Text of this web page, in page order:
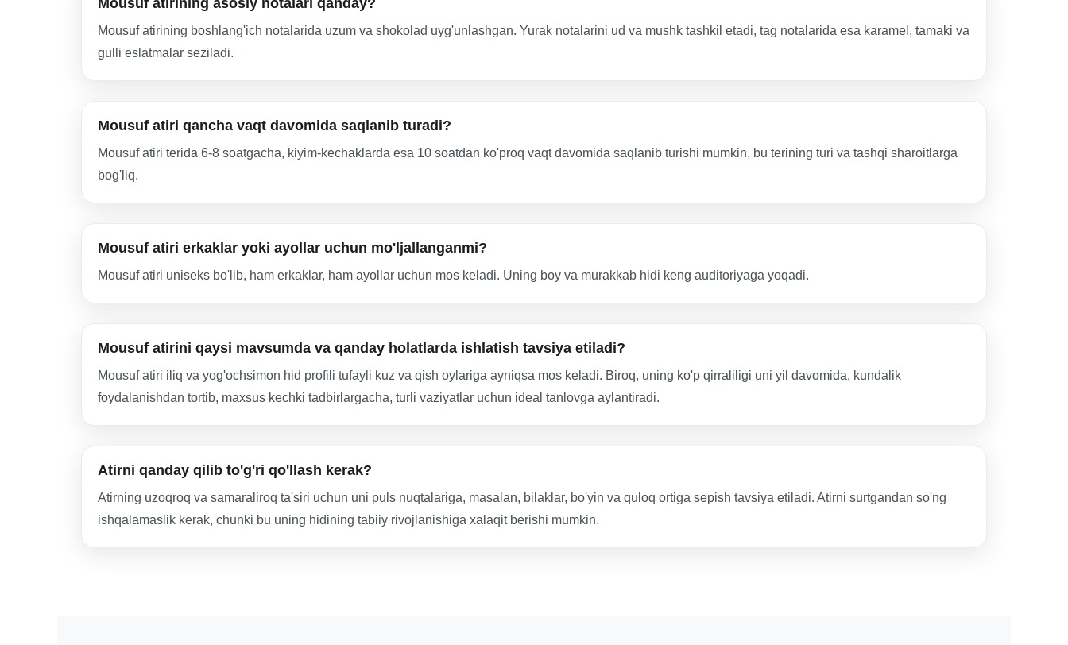
Mousuf atirining asosiy notalari qanday?
Mousuf atirining boshlang'ich notalarida uzum va shokolad uyg'unlashgan. Yurak notalarini ud va mushk tashkil etadi, tag notalarida esa karamel, tamaki va
gulli eslatmalar seziladi.
Mousuf atiri qancha vaqt davomida saqlanib turadi?
Mousuf atiri terida 6-8 soatgacha, kiyim-kechaklarda esa 10 soatdan ko'proq vaqt davomida saqlanib turishi mumkin, bu terining turi va tashqi sharoitlarga
bog'liq.
Mousuf atiri erkaklar yoki ayollar uchun mo'ljallanganmi?
Mousuf atiri uniseks bo'lib, ham erkaklar, ham ayollar uchun mos keladi. Uning boy va murakkab hidi keng auditoriyaga yoqadi.
Mousuf atirini qaysi mavsumda va qanday holatlarda ishlatish tavsiya etiladi?
Mousuf atiri iliq va yog'ochsimon hid profili tufayli kuz va qish oylariga ayniqsa mos keladi. Biroq, uning ko'p qirraliligi uni yil davomida, kundalik
foydalanishdan tortib, maxsus kechki tadbirlargacha, turli vaziyatlar uchun ideal tanlovga aylantiradi.
Atirni qanday qilib to'g'ri qo'llash kerak?
Atirning uzoqroq va samaraliroq ta'siri uchun uni puls nuqtalariga, masalan, bilaklar, bo'yin va quloq ortiga sepish tavsiya etiladi. Atirni surtgandan so'ng
ishqalamaslik kerak, chunki bu uning hidining tabiiy rivojlanishiga xalaqit berishi mumkin.